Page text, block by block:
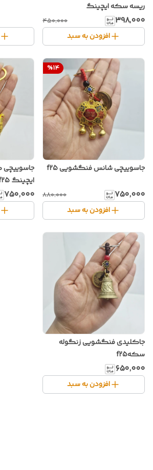
ریسه سکه ایچینگ
۳۹۸٬۰۰۰ ۴۵۰٬۰۰۰
افزودن به سبد
%14
جاسوییچی شانس فنگشویی f25
۷۵۰٬۰۰۰ ۸۸۰٬۰۰۰
افزودن به سبد
ایچینگ f25
۷۵۰٬۰۰۰
جاکلیدی فنگشویی زنگوله
سکهf25
۶۵۰٬۰۰۰
افزودن به سبد